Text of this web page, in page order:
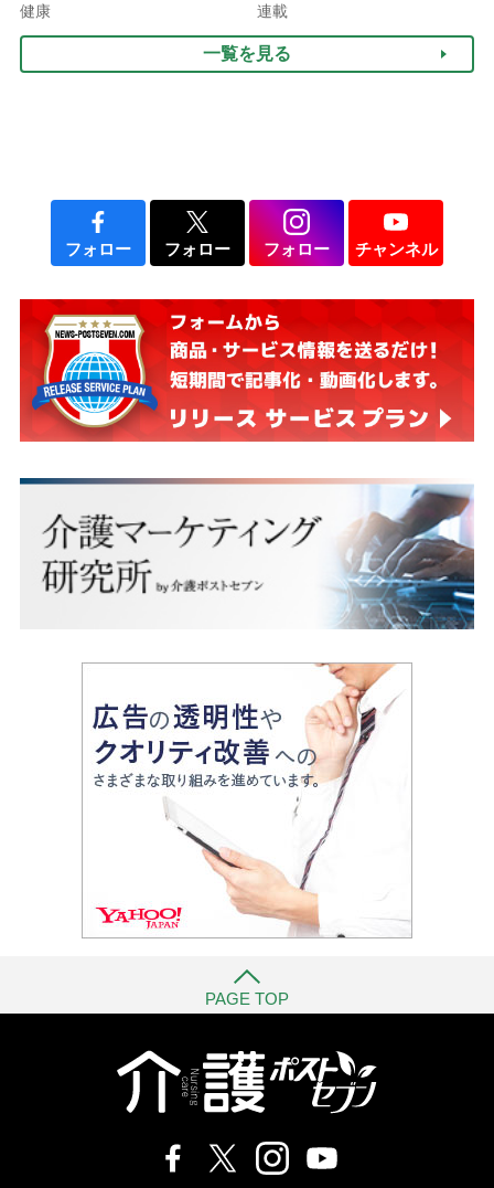
意
健康
子が血の気が引いた理由
連載
一覧を見る
フォロー フォロー フォロー チャンネル
PAGE TOP